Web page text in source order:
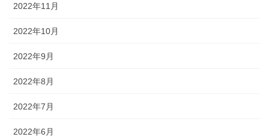
2022年11月
2022年10月
2022年9月
2022年8月
2022年7月
2022年6月